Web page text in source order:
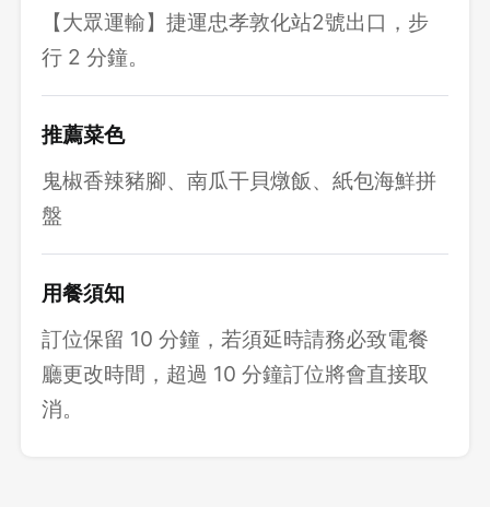
【大眾運輸】捷運忠孝敦化站2號出口，步
行 2 分鐘。
推薦菜色
鬼椒香辣豬腳、南瓜干貝燉飯、紙包海鮮拼
盤
用餐須知
訂位保留 10 分鐘，若須延時請務必致電餐
廳更改時間，超過 10 分鐘訂位將會直接取
消。